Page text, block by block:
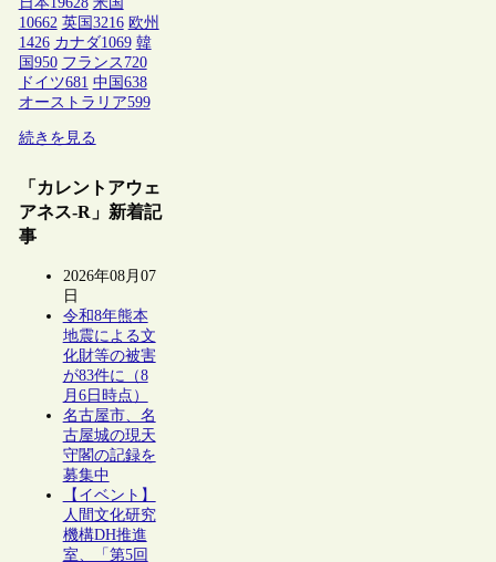
10662 英国3216 欧州
1426 カナダ1069 韓
国950 フランス 720
ドイツ681 中国638
オーストラリア599
続きを見る
「カレントアウェ
アネス-R」新着記
事
2026年08月07
日
令和8年熊本
地震による文
化財等の被害
が83件に（8
月6日時点）
名古屋市、名
古屋城の現天
守閣の記録を
募集中
【イベント】
人間文化研究
機構DH推進
室、「第5回